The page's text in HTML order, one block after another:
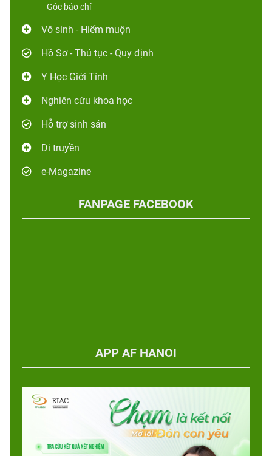
Góc báo chí
Vô sinh - Hiếm muộn
Hồ Sơ - Thủ tục - Quy định
Y Học Giới Tính
Nghiên cứu khoa học
Hỗ trợ sinh sản
Di truyền
e-Magazine
FANPAGE FACEBOOK
APP AF HANOI